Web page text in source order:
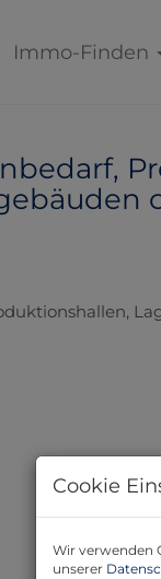
Immo-Finden
Cookie
Wir verwenden
unserer